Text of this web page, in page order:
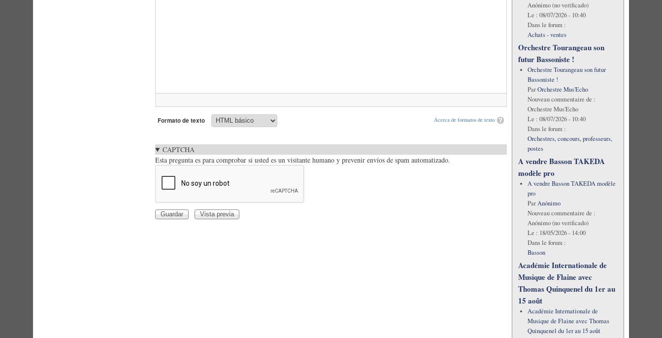
Acerca de formatos de texto
Formato de texto
CAPTCHA
Esta pregunta es para comprobar si usted es un visitante humano y prevenir envíos de spam automatizado.
Anónimo (no verificado)
Le : 08/07/2026 - 10:40
Dans le forum :
Achats - ventes
Orchestre Tourangeau son
futur Bassoniste !
Orchestre Tourangeau son futur
Bassoniste !
ParOrchestre Mus'Echo
Nouveau commentaire de :
Orchestre Mus'Echo
Le : 08/07/2026 - 10:40
Dans le forum :
Orchestres, concours, professeurs,
postes
A vendre Basson TAKEDA
modèle pro
A vendre Basson TAKEDA modèle
pro
ParAnónimo
Nouveau commentaire de :
Anónimo (no verificado)
Le : 18/05/2026 - 14:00
Dans le forum :
Basson
Académie Internationale de
Musique de Flaine avec
Thomas Quinquenel du 1er au
15 août
Académie Internationale de
Musique de Flaine avec Thomas
Quinquenel du 1er au 15 août